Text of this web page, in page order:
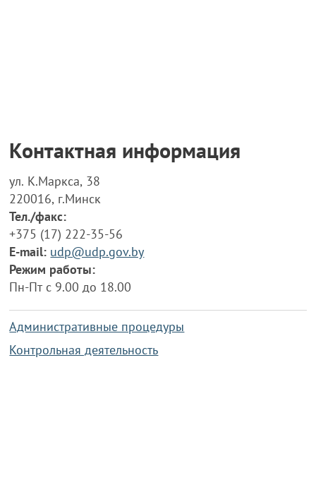
Контактная информация
ул. К.Маркса, 38
220016, г.Минск
Тел./факс:
+375 (17) 222-35-56
E-mail: udp@udp.gov.by
Режим работы:
Пн-Пт с 9.00 до 18.00
Административные процедуры
Контрольная деятельность